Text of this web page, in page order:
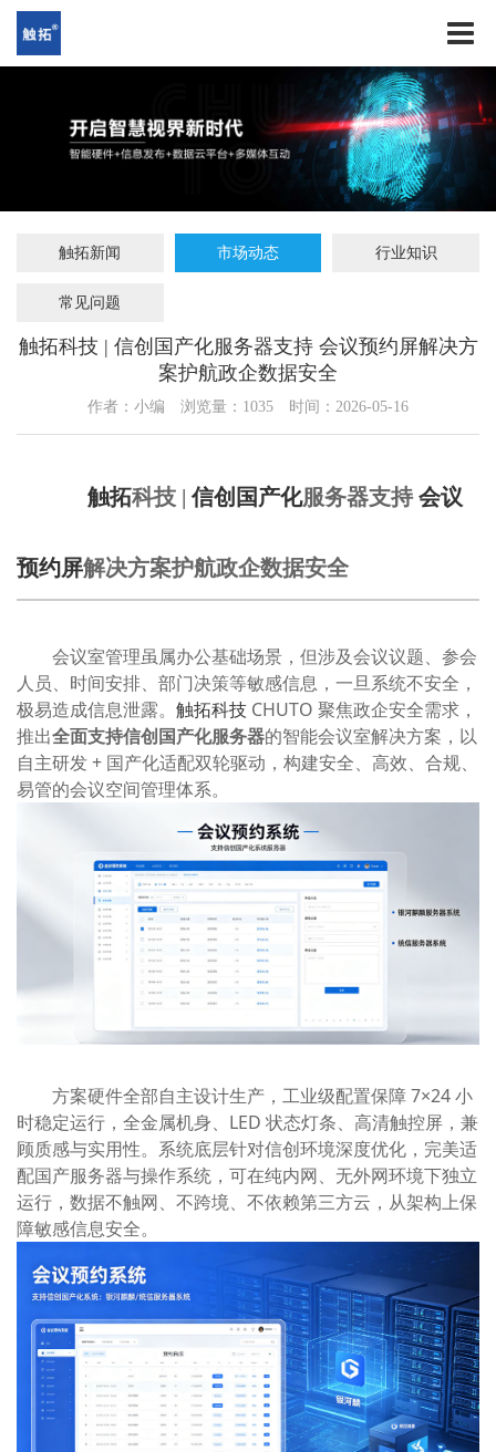
触拓新闻 市场动态 行业知识
常见问题
触拓科技 | 信创国产化服务器支持 会议预约屏解决方
案护航政企数据安全
作者：小编 浏览量： 1035 时间：2026-05-16
触拓科技 | 信创国产化服务器支持会议
预约屏解决方案护航政企数据安全
会议室管理虽属办公基础场景，但涉及会议议题、参会
人员、时间安排、部门决策等敏感信息，一旦系统不安全，
极易造成信息泄露。 触拓科技 CHUTO 聚焦政企安全需求，
推出全面支持信创国产化服务器的智能会议室解决方案，以
自主研发 + 国产化适配双轮驱动，构建安全、高效、合规、
易管的会议空间管理体系。
方案硬件全部自主设计生产，工业级配置保障 7×24 小
时稳定运行，全金属机身、LED 状态灯条、高清触控屏，兼
顾质感与实用性。系统底层针对信创环境深度优化，完美适
配国产服务器与操作系统，可在纯内网、无外网环境下独立
运行，数据不触网、不跨境、不依赖第三方云，从架构上保
障敏感信息安全。